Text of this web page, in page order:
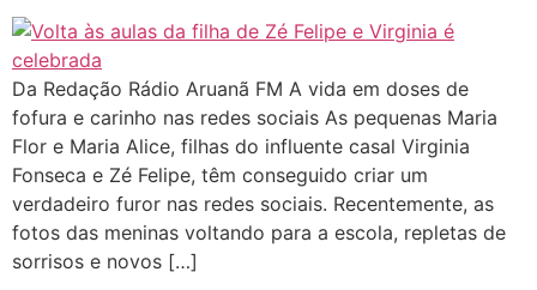
Da Redação Rádio Aruanã FM A vida em doses de
fofura e carinho nas redes sociais As pequenas Maria
Flor e Maria Alice, filhas do influente casal Virginia
Fonseca e Zé Felipe, têm conseguido criar um
verdadeiro furor nas redes sociais. Recentemente, as
fotos das meninas voltando para a escola, repletas de
sorrisos e novos […]